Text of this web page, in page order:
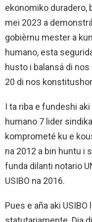
ekonomiko duradero,
mei 2023 a
gobièrnu mester a
humano, esta
husto i balansá di
20 di nos
I ta riba e fundeshi
humano 7 lider
komprometé ku e
na 2012 a bin huntu i
funda dilanti notario
USIBO na 2016.
Pues e aña aki